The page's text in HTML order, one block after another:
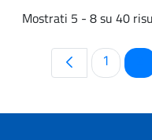
Mostrati 5 - 8 su 40
Pagina
1